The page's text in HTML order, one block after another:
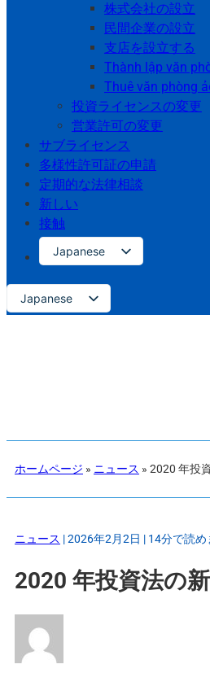
株式会社の設立
民間企業の設立
支店を設立する
Thành lập văn
Thuê văn phòng
投資ライセンスの変更
営業許可の変更
サブライセンス
多様性許可証の申請
定期的な法律相談
新しい
接触
Japanese
English
Japanese
ホームページ » ニュース » 2020 年投
ニュース | 2026年2月2日 | 14分で読め
2020 年投資法の